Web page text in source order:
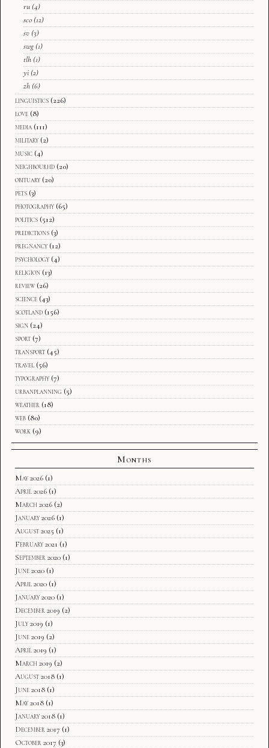
ru (4)
sco (12)
sv (3)
swg (1)
tlh (1)
yi (2)
zh (6)
linguistics (226)
love (8)
media (111)
military (2)
music (4)
neighbourhd (20)
obituary (20)
pets (3)
photography (65)
politics (512)
predictions (3)
pregnancy (12)
psychology (4)
religion (13)
review (26)
science (43)
scotland (156)
sign (24)
sport (7)
transport (45)
travel (56)
typography (7)
urbanplanning (5)
weather (18)
web (80)
work (9)
Months
May 2026 (1)
April 2026 (1)
March 2026 (2)
January 2026 (1)
August 2025 (1)
February 2021 (1)
September 2020 (1)
June 2020 (1)
April 2020 (1)
January 2020 (1)
December 2019 (2)
July 2019 (1)
June 2019 (2)
April 2019 (1)
March 2019 (2)
August 2018 (1)
June 2018 (1)
May 2018 (1)
January 2018 (1)
December 2017 (1)
October 2017 (3)